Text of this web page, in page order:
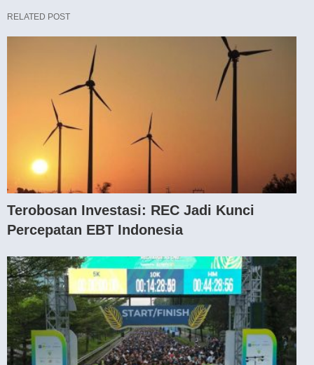
RELATED POST
Terobosan Investasi: REC Jadi Kunci
Percepatan EBT Indonesia